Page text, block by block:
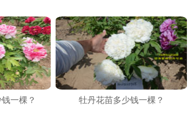
一棵？ 牡丹花苗多少钱一棵？